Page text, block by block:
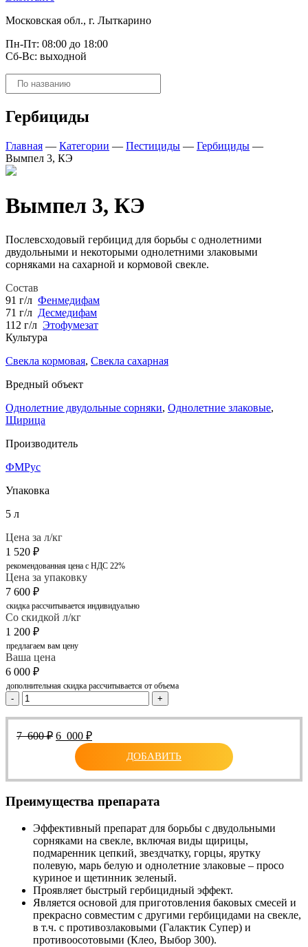
Московская обл., г. Лыткарино
Пн-Пт: 08:00 до 18:00
Сб-Вс: выходной
Поиск
товаров
Гербициды
Главная — Категории — Пестициды — Гербициды —
Вымпел 3, КЭ
Вымпел 3, КЭ
Послевсходовый гербицид для борьбы с однолетними
двудольными и некоторыми однолетними злаковыми
сорняками на сахарной и кормовой свекле.
Состав
91 г/л Фенмедифам
71 г/л Десмедифам
112 г/л Этофумезат
Культура
Свекла кормовая, Свекла сахарная
Вредный объект
Однолетние двудольные сорняки, Однолетние злаковые,
Щирица
Производитель
ФМРус
Упаковка
5 л
Цена за л/кг
1 520 ₽
рекомендованная цена с НДС 22%
Цена за упаковку
7 600 ₽
скидка рассчитывается индивидуально
Со скидкой л/кг
1 200 ₽
предлагаем вам цену
Ваша цена
6 000 ₽
дополнительная скидка рассчитывается от объема
- +
7 600₽ Первоначальная
составляла
600 ₽.
6 000 ₽Текущая
цена:
000 ₽.
ДОБАВИТЬ
Преимущества препарата
Эффективный препарат для борьбы с двудольными
сорняками на свекле, включая виды щирицы,
подмаренник цепкий, звездчатку, горцы, ярутку
полевую, марь белую и однолетние злаковые – просо
куриное и щетинник зеленый.
Проявляет быстрый гербицидный эффект.
Является основой для приготовления баковых смесей и
прекрасно совместим с другими гербицидами на свекле,
в т.ч. с противозлаковыми (Галактик Супер) и
противоосотовыми (Клео, Выбор 300).